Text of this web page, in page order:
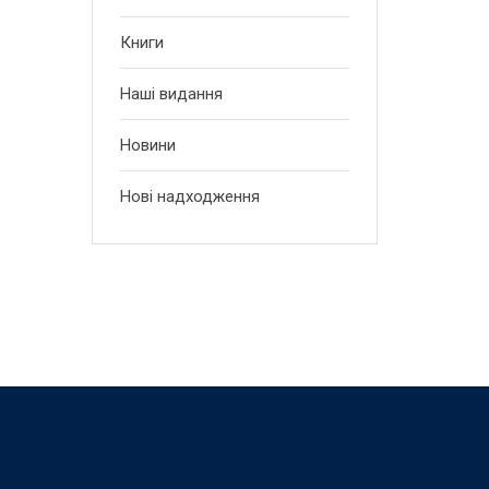
Книги
Наші видання
Новини
Нові надходження